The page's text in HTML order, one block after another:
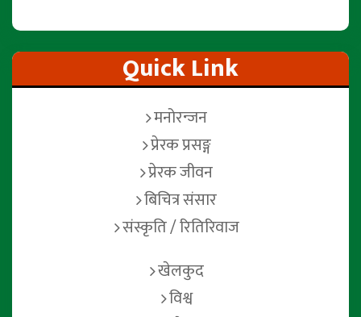
Quick Link
मनोरन्जन
प्रेरक प्रसङ्ग
प्रेरक जीवन
बिचित्र संसार
संस्कृति / रितिरिवाज
खेलकुद
विश्व